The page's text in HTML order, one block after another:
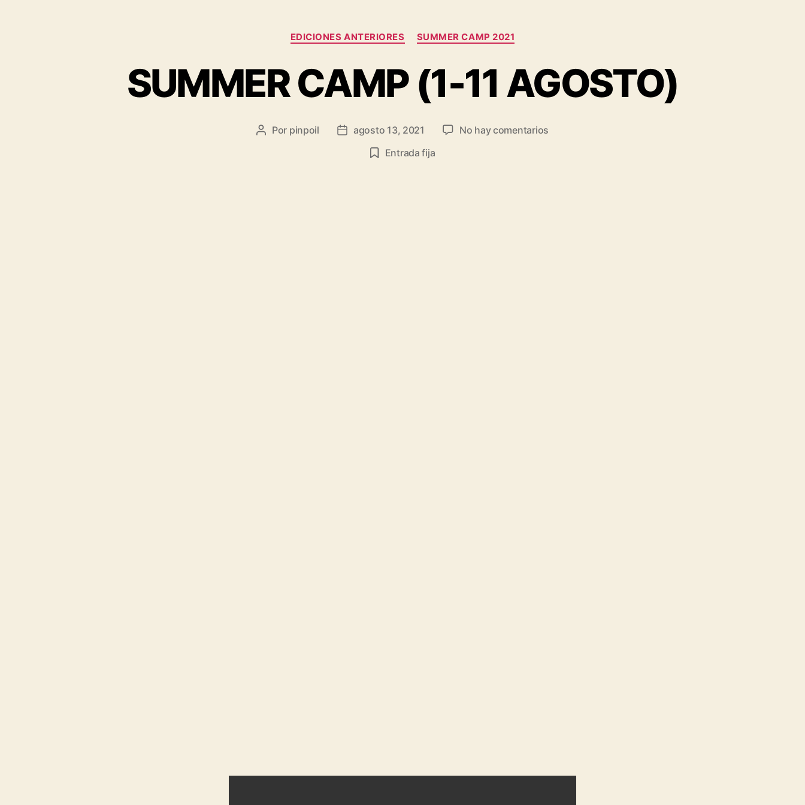
EDICIONES ANTERIORES SUMMER CAMP 2021
SUMMER CAMP (1-11 AGOSTO)
Por pinpoil agosto 13, 2021
No hay comentarios
Entrada fija